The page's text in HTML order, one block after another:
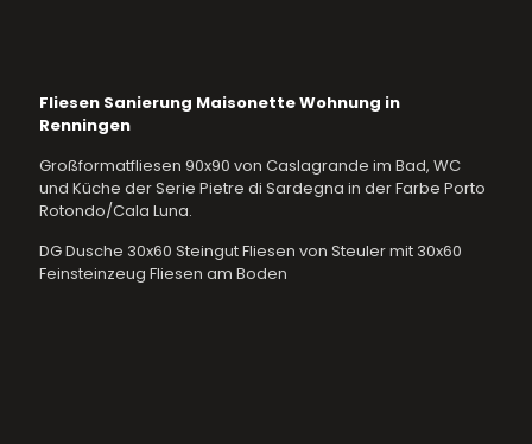
Fliesen Sanierung Maisonette Wohnung in
Renningen
Großformatfliesen 90x90 von Caslagrande im Bad, WC
und Küche der Serie Pietre di Sardegna in der Farbe Porto
Rotondo/Cala Luna.
DG Dusche 30x60 Steingut Fliesen von Steuler mit 30x60
Feinsteinzeug Fliesen am Boden